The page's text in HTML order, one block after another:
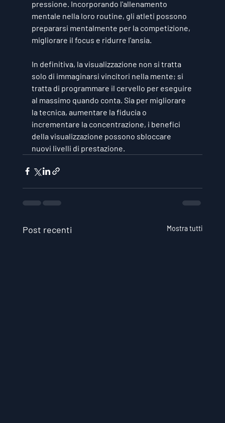
pressione. Incorporando l'allenamento
mentale nella loro routine, gli atleti possono
prepararsi mentalmente per la competizione,
migliorare il focus e ridurre l'ansia.
In definitiva, la visualizzazione non si tratta
solo di immaginarsi vincitori nella mente; si
tratta di programmare il cervello per eseguire
al massimo quando conta. Sia per migliorare
la tecnica, aumentare la fiducia o
incrementare la concentrazione, i benefici
della visualizzazione possono sbloccare
nuovi livelli di prestazione.
Post recenti Mostra tutti